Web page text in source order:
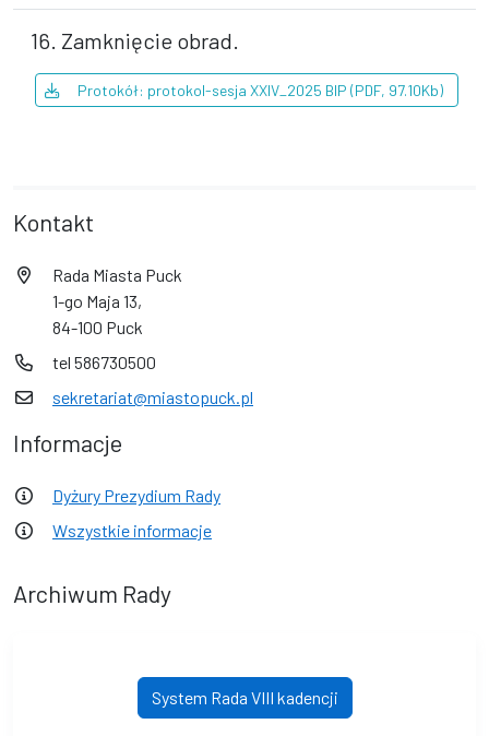
16. Zamknięcie obrad.
Protokół: protokol-sesja XXIV_2025 BIP (PDF, 97.10Kb)
Kontakt
Rada Miasta Puck
1-go Maja 13,
84-100 Puck
tel 586730500
sekretariat@miastopuck.pl
Informacje
Dyżury Prezydium Rady
Wszystkie informacje
Archiwum Rady
System Rada VIII kadencji